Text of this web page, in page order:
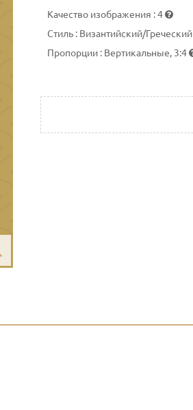
Качество изображения :4
Стиль : Византийский/Греческий
Пропорции : Вертикальные, 3:4